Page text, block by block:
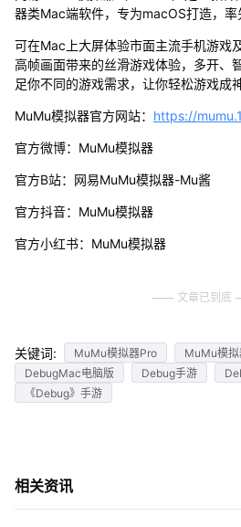
器类Mac端软件，专为macOS打造，率
可在Mac上大屏体验市面主流手机游戏
高帧画面带来的丝滑游戏体验，多开、
足你不同的游戏需求，让你轻松游戏成
MuMu模拟器官方网站： https://
官方微博：MuMu模拟器
官方B站：网易MuMu模拟器-Mu酱
官方抖音：MuMu模拟器
官方小红书：MuMu模拟器
文章已到底
关键词: MuMu模拟器Pro MuMu模
DebugMac电脑版
Debug手游
《Debug》手游
相关资讯